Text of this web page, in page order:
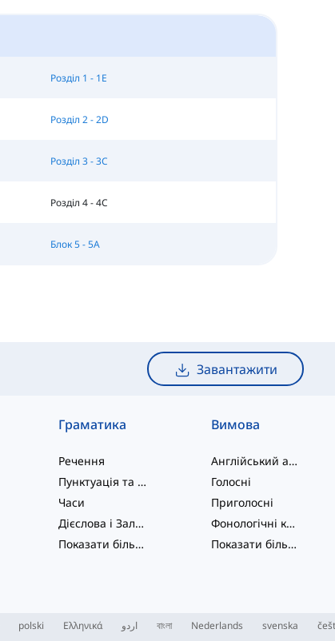
Розділ 1 - 1E
Розділ 2 - 2D
Розділ 3 - 3C
Розділ 4 - 4C
Блок 5 - 5A
Завантажити
Граматика
Речення
Пунктуація та Орфографія
Часи
Дієслова і Залоги
Показати більше
Вимова
Англійський алфавіт
Голосні
Приголосні
Фонологічні концепції
Показати більше
polski Ελληνικά اردو বাংলা Nederlands svenska